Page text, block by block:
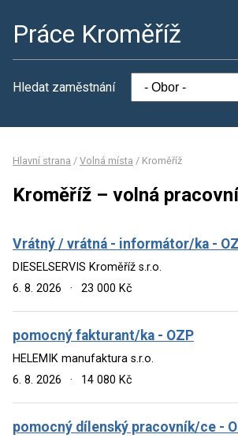
Práce Kroměříž
Hledat zaměstnání
Hlavní strana / Volná místa / Kroměříž
Kroměříž – volná
Vrátný / vrátná - informátor/ka -
DIESELSERVIS Kroměříž s.r.o.
6. 8. 2026
· 23 000 Kč
pomocný fakturant/ka - OZP
HELEMIK manufaktura s.r.o.
6. 8. 2026
· 14 080 Kč
pomocný dílenský pracovník/ce -